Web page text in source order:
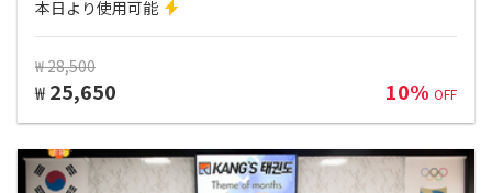
本日より使用可能
₩ 28,500
₩ 25,650 10% OFF